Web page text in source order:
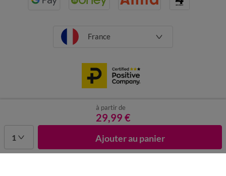
à partir de
29,99 €
1 Ajouter au panier
France
Données personnelles